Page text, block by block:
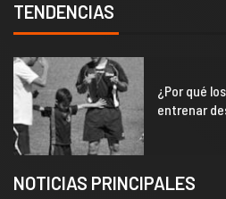
TENDENCIAS
1
¿Por qué
entrenar
NOTICIAS PRINCIPALES